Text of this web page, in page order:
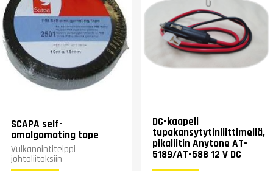
SCAPA self-
amalgamating tape
Vulkanointiteippi
johtoliitoksiin
DC-kaapeli
tupakansytytinliittimellä,
pikaliitin Anytone AT-
5189/AT-588 12 V DC